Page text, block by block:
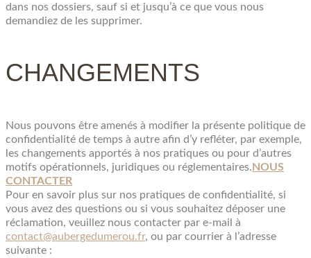
dans nos dossiers, sauf si et jusqu’à ce que vous nous
demandiez de les supprimer.
CHANGEMENTS
Nous pouvons être amenés à modifier la présente politique de
confidentialité de temps à autre afin d’y refléter, par exemple,
les changements apportés à nos pratiques ou pour d’autres
motifs opérationnels, juridiques ou réglementaires. NOUS
CONTACTER
Pour en savoir plus sur nos pratiques de confidentialité, si
vous avez des questions ou si vous souhaitez déposer une
réclamation, veuillez nous contacter par e-mail à
contact@aubergedumerou.fr, ou par courrier à l’adresse
suivante :